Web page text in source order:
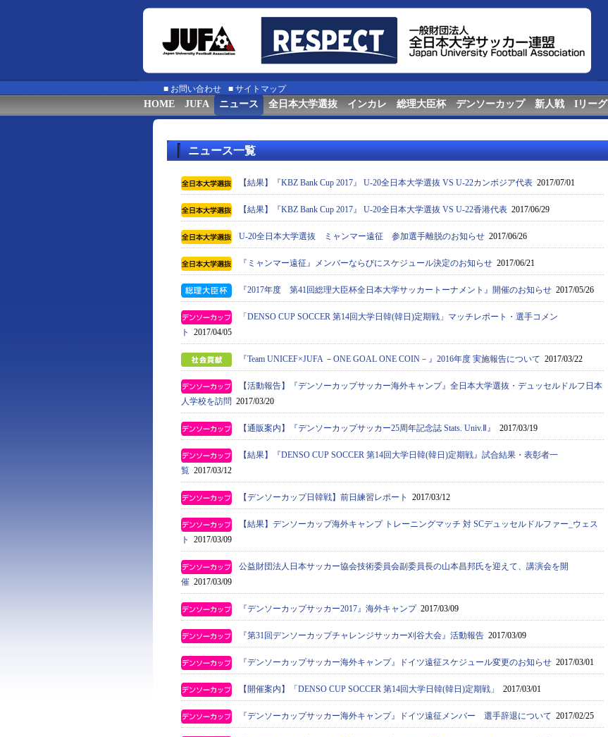
■ お問い合わせ ■ サイトマップ
HOME JUFA ニュース 全日本大学選抜 インカレ 総理大臣杯 デンソーカップ 新人戦 Iリーグ
ニュース一覧
【結果】『KBZ Bank Cup 2017』 U-20全日本大学選抜 VS U-22カンボジア代表 2017/07/01
【結果】『KBZ Bank Cup 2017』 U-20全日本大学選抜 VS U-22香港代表 2017/06/29
U-20全日本大学選抜 ミャンマー遠征 参加選手離脱のお知らせ 2017/06/26
『ミャンマー遠征』メンバーならびにスケジュール決定のお知らせ 2017/06/21
『2017年度 第41回総理大臣杯全日本大学サッカートーナメント』開催のお知らせ 2017/05/26
「DENSO CUP SOCCER 第14回大学日韓(韓日)定期戦」マッチレポート・選手コメン
ト
2017/04/05
『Team UNICEF×JUFA －ONE GOAL ONE COIN－』2016年度 実施報告について 2017/03/22
【活動報告】『デンソーカップサッカー海外キャンプ』全日本大学選抜・デュッセルドルフ日本
人学校を訪問 2017/03/20
【通販案内】『デンソーカップサッカー25周年記念誌 Stats. Univ.Ⅱ』 2017/03/19
【結果】『DENSO CUP SOCCER 第14回大学日韓(韓日)定期戦』試合結果・表彰者一
覧 2017/03/12
【デンソーカップ日韓戦】前日練習レポート 2017/03/12
【結果】デンソーカップ海外キャンプ トレーニングマッチ 対 SCデュッセルドルファー_ウェス
ト
2017/03/09
公益財団法人日本サッカー協会技術委員会副委員長の山本昌邦氏を迎えて、講演会を開
催 2017/03/09
『デンソーカップサッカー2017』海外キャンプ2017/03/09
『第31回デンソーカップチャレンジサッカー刈谷大会』活動報告 2017/03/09
『デンソーカップサッカー海外キャンプ』ドイツ遠征スケジュール変更のお知らせ 2017/03/01
【開催案内】「DENSO CUP SOCCER 第14回大学日韓(韓日)定期戦」 2017/03/01
『デンソーカップサッカー海外キャンプ』ドイツ遠征メンバー 選手辞退について 2017/02/25